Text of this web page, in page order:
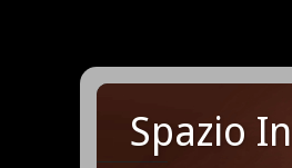
Spazio